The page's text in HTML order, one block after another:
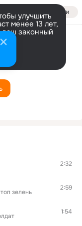
Войти
улучшить
менее 13 лет,
законный
2:32
зелень
2:59
1:54